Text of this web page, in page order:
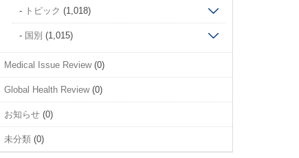
トピック (1,018)
国別 (1,015)
Medical Issue Review(0)
Global Health Review(0)
お知らせ(0)
未分類(0)